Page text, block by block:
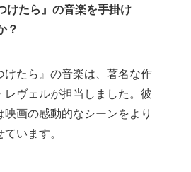
けたら』の音楽を手掛け
？
けたら』の音楽は、著名な作
レヴェルが担当しました。彼
映画の感動的なシーンをより
います。